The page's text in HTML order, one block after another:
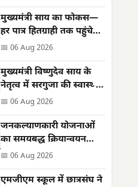
मुख्यमंत्री साय का फोकस—
हर पात्र हितग्राही तक पहुंचे
शासन की योजनाओं का लाभ
📅 06 Aug 2026
मुख्यमंत्री विष्णुदेव साय के
नेतृत्व में सरगुजा की स्वास्थ्य
सेवाओं को मिली नई मजबूती
📅 06 Aug 2026
जनकल्याणकारी योजनाओं
का समयबद्ध क्रियान्वयन
सुनिश्चित करें : मुख्यमंत्री
विष्णुदेव साय
📅 06 Aug 2026
एमजीएम स्कूल में छात्रसंघ ने